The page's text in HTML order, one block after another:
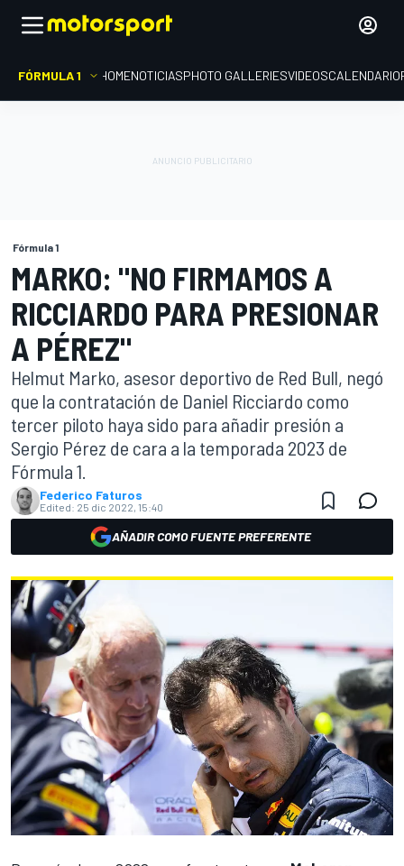
FÓRMULA 1 HOMENOTICIASPHOTO GALLERIESVIDEOSCALENDARIO
Fórmula 1
MARKO: "NO FIRMAMOS A
RICCIARDO PARA PRESIONAR
A PÉREZ"
Helmut Marko, asesor deportivo de Red Bull, negó
que la contratación de Daniel Ricciardo como
tercer piloto haya sido para añadir presión a
Sergio Pérez de cara a la temporada 2023 de
Fórmula 1.
Federico Faturos
Edited: 25 dic 2022, 15:40
AÑADIR COMO FUENTE PREFERENTE